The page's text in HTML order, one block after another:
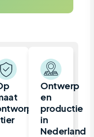
Ontwerp
en
productie
in
Nederland